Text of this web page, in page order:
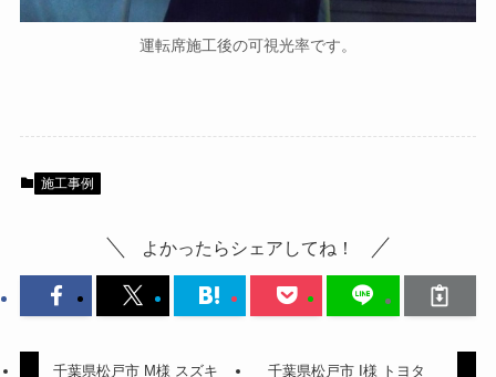
運転席施工後の可視光率です。
施工事例
よかったらシェアしてね！
千葉県松戸市 M様 スズキ 千葉県松戸市 I様 トヨタ